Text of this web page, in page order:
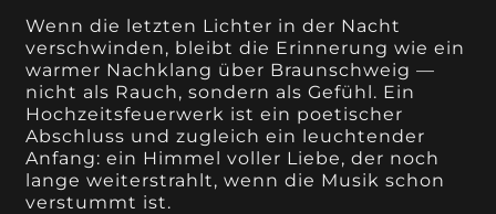
Wenn die letzten Lichter in der Nacht
verschwinden, bleibt die Erinnerung wie ein
warmer Nachklang über Braunschweig —
nicht als Rauch, sondern als Gefühl. Ein
Hochzeitsfeuerwerk ist ein poetischer
Abschluss und zugleich ein leuchtender
Anfang: ein Himmel voller Liebe, der noch
lange weiterstrahlt, wenn die Musik schon
verstummt ist.